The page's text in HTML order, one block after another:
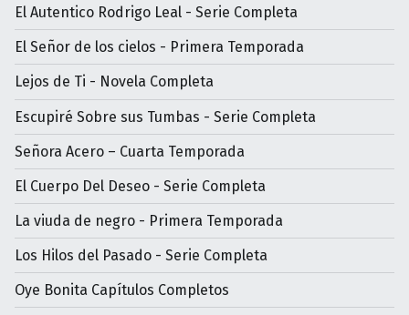
El Autentico Rodrigo Leal - Serie Completa
El Señor de los cielos - Primera Temporada
Lejos de Ti - Novela Completa
Escupiré Sobre sus Tumbas - Serie Completa
Señora Acero – Cuarta Temporada
El Cuerpo Del Deseo - Serie Completa
La viuda de negro - Primera Temporada
Los Hilos del Pasado - Serie Completa
Oye Bonita Capítulos Completos